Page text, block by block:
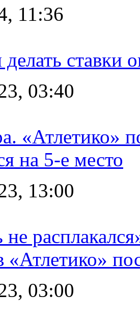
11:36
ставки
03:40
«Атлетико»
на 5-е место
13:00
не
«Атлетико»
03:00